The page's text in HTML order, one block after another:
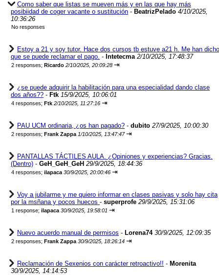
Como saber que listas se mueven más y en las que hay más
posibiidad de coger vacante o sustitución - BeatrizPelado 4/10/2025,
10:36:26
No responses
Estoy a 21 y soy tutor. Hace dos cursos tb estuve a21 h. Me han dicho
que se puede reclamar el pago. - Intetecma 2/10/2025, 17:48:37
2 responses; Ricardo 2/10/2025, 20:09:28 ⇥
¿se puede adquirir la habilitación para una especialidad dando clase
dos años?? - Ftk 15/9/2025, 10:06:01
4 responses; Ftk 2/10/2025, 11:27:16 ⇥
PAU UCM ordinaria, ¿os han pagado? - dubito 27/9/2025, 10:00:30
2 responses; Frank Zappa 1/10/2025, 13:47:47 ⇥
PANTALLAS TÁCTILES AULA. ¿Opiniones y experiencias? Gracias.
(Dentro) - GeH_GeH_GeH 29/9/2025, 18:44:36
4 responses; ilapaca 30/9/2025, 20:00:46 ⇥
Voy a jubilarme y me quiero informar en clases pasivas y solo hay cita
por la msñana y pocos huecos - superprofe 29/9/2025, 15:31:06
1 response; ilapaca 30/9/2025, 19:58:01 ⇥
Nuevo acuerdo manual de permisos - Lorena74 30/9/2025, 12:09:35
2 responses; Frank Zappa 30/9/2025, 18:26:14 ⇥
Reclamación de Sexenios con carácter retroactivo!! - Morenita
30/9/2025, 14:14:53